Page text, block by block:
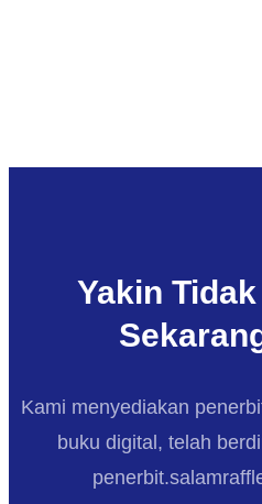
Yakin
Kami menyediakan
buku digital, telah